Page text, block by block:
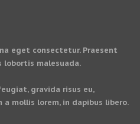
eget consectetur. Praesent
lobortis malesuada.
gravida risus eu,
a mollis lorem, in dapibus libero.